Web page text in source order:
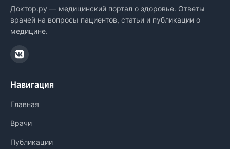
Доктор.ру — медицинский портал о здоровье. Ответы
врачей на вопросы пациентов, статьи и публикации о
медицине.
Навигация
Главная
Врачи
Публикации